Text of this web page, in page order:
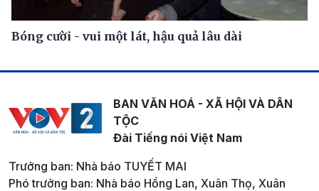
Bóng cười - vui một lát, hậu quả lâu dài
BAN VĂN HOÁ - XÃ HỘI VÀ DÂN
TỘC
Đài Tiếng nói Việt Nam
Trưởng ban: Nhà báo TUYẾT MAI
Phó trưởng ban: Nhà báo Hồng Lan, Xuân Thọ, Xuân